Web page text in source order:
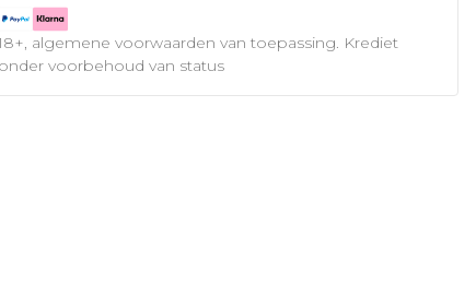
algemene voorwaarden van toepassing. Krediet
onder voorbehoud van status